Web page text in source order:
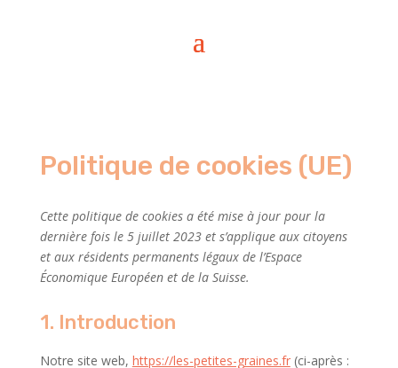
Politique de cookies (UE)
Cette politique de cookies a été mise à jour pour la
dernière fois le 5 juillet 2023 et s’applique aux citoyens
et aux résidents permanents légaux de l’Espace
Économique Européen et de la Suisse.
1. Introduction
Notre site web, https://les-petites-graines.fr(ci-après :